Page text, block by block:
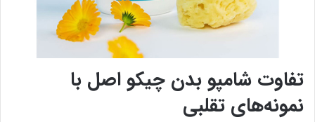
تفاوت شامپو بدن چیکو اصل با
نمونه‌های تقلبی